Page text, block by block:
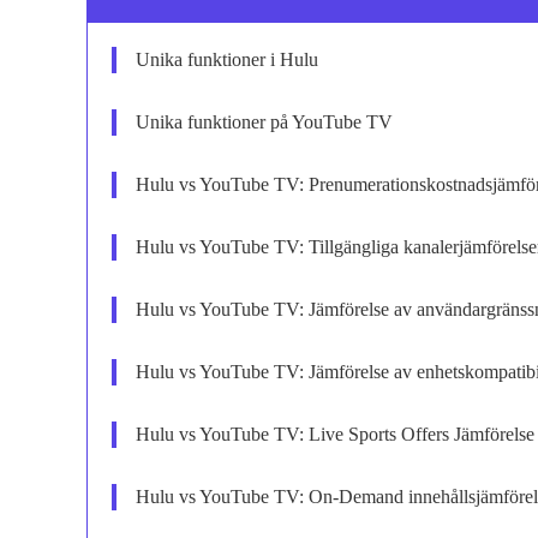
Unika funktioner i Hulu
Unika funktioner på YouTube TV
Hulu vs YouTube TV:
Hulu vs YouTube TV: Tillgängliga
Hulu vs YouTube TV: Jämförelse av
Hulu vs YouTube TV: Jämförelse av
Hulu vs YouTube TV: Live Sports Offers Jämförelse
Hulu vs YouTube TV: On-Demand